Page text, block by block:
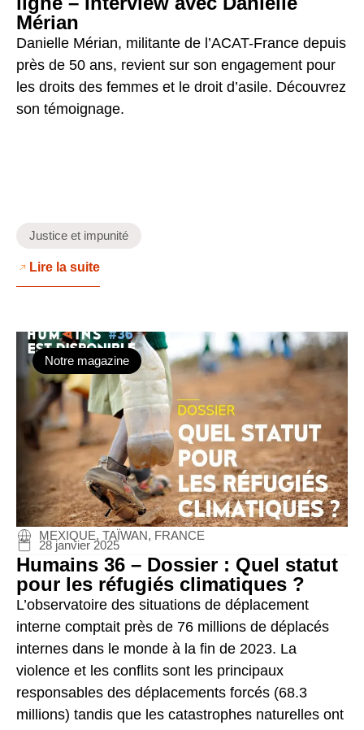
Mérian
Danielle Mérian, militante de l’ACAT-France depuis
près de 50 ans, revient sur son engagement pour
les droits des femmes et le droit d’asile. Découvrez
son témoignage.
Justice et impunité
Lire la suite
Notre magazine
MEXIQUE, TAÏWAN, FRANCE
28 janvier 2025
Humains 36 – Dossier : Quel statut
pour les réfugiés climatiques ?
L’observatoire des situations de déplacement
interne comptait près de 76 millions de déplacés
internes dans le monde à la fin de 2023. La
violence et les conflits sont les principaux
responsables des déplacements forcés (68.3
millions) tandis que les catastrophes naturelles ont